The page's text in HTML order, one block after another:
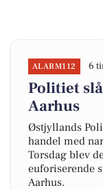
ALARM112 6
Politiet
Aarhus
Østjyllands
handel med
Torsdag blev
euforiserende
Aarhus.